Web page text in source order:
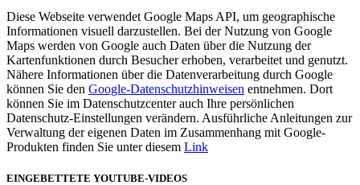
Diese Webseite verwendet Google Maps API, um geographische
Informationen visuell darzustellen. Bei der Nutzung von Google
Maps werden von Google auch Daten über die Nutzung der
Kartenfunktionen durch Besucher erhoben, verarbeitet und genutzt.
Nähere Informationen über die Datenverarbeitung durch Google
können Sie den Google-Datenschutzhinweisen entnehmen. Dort
können Sie im Datenschutzcenter auch Ihre persönlichen
Datenschutz-Einstellungen verändern. Ausführliche Anleitungen zur
Verwaltung der eigenen Daten im Zusammenhang mit Google-
Produkten finden Sie unter diesem Link
EINGEBETTETE YOUTUBE-VIDEOS